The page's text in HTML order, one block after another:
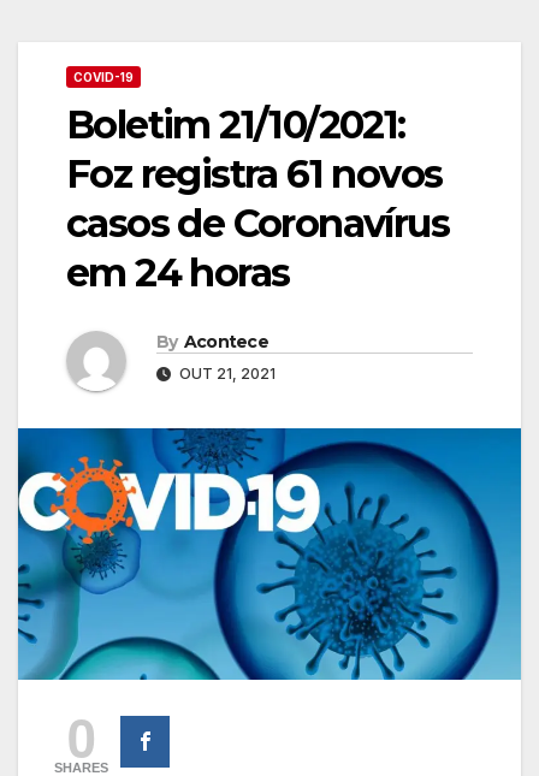
COVID-19
Boletim 21/10/2021:
Foz registra 61 novos
casos de Coronavírus
em 24 horas
By Acontece
OUT 21, 2021
0
SHARES